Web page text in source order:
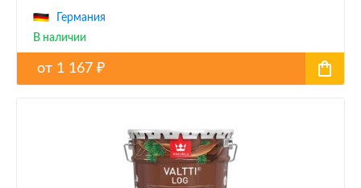
Германия
В наличии
от 1 167 ₽